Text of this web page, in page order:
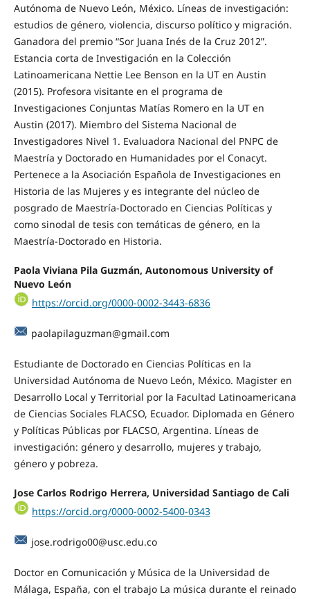
Autónoma de Nuevo León, México. Líneas de investigación:
estudios de género, violencia, discurso político y migración.
Ganadora del premio “Sor Juana Inés de la Cruz 2012”.
Estancia corta de Investigación en la Colección
Latinoamericana Nettie Lee Benson en la UT en Austin
(2015). Profesora visitante en el programa de
Investigaciones Conjuntas Matías Romero en la UT en
Austin (2017). Miembro del Sistema Nacional de
Investigadores Nivel 1. Evaluadora Nacional del PNPC de
Maestría y Doctorado en Humanidades por el Conacyt.
Pertenece a la Asociación Española de Investigaciones en
Historia de las Mujeres y es integrante del núcleo de
posgrado de Maestría-Doctorado en Ciencias Políticas y
como sinodal de tesis con temáticas de género, en la
Maestría-Doctorado en Historia.
Paola Viviana Pila Guzmán, Autonomous University of
Nuevo León
https://orcid.org/0000-0002-3443-6836
paolapilaguzman@gmail.com
Estudiante de Doctorado en Ciencias Políticas en la
Universidad Autónoma de Nuevo León, México. Magister en
Desarrollo Local y Territorial por la Facultad Latinoamericana
de Ciencias Sociales FLACSO, Ecuador. Diplomada en Género
y Políticas Públicas por FLACSO, Argentina. Líneas de
investigación: género y desarrollo, mujeres y trabajo,
género y pobreza.
Jose Carlos Rodrigo Herrera, Universidad Santiago de Cali
https://orcid.org/0000-0002-5400-0343
jose.rodrigo00@usc.edu.co
Doctor en Comunicación y Música de la Universidad de
Málaga, España, con el trabajo La música durante el reinado